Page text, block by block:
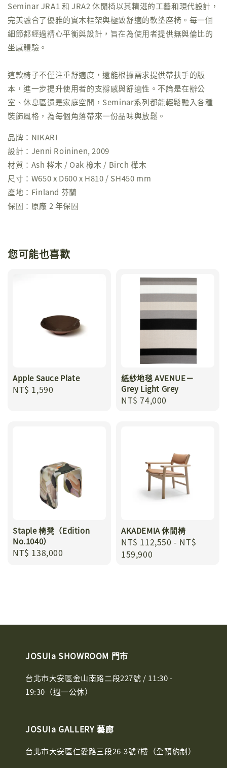
Seminar JRA1 和 JRA2 休閒椅以其精湛的工藝和現代設計，
完美融合了優雅的實木框架與極致舒適的軟墊座椅。每一個
細節都經過精心平衡與設計，旨在為使用者提供無與倫比的
坐感體驗。
這款椅子不僅注重舒適度，還能根據需求提供帶扶手的版
本，進一步提升使用者的支撐感與舒適性。不論是在辦公
室、休息區還是家庭空間，Seminar系列都能輕鬆融入各種
裝飾風格，為每個角落帶來一份品味與放鬆。
品牌：NIKARI
設計：Jenni Roininen, 2009
材質：Ash 梣木 / Oak 橡木 / Birch 樺木
尺寸：W650 x D600 x H810 / SH450 mm
產地：Finland 芬蘭
保固：原廠 2 年保固
您可能也喜歡
Apple Sauce Plate
Regular
NT$ 1,590
紙紗地毯 AVENUE－
Grey Light Grey
Regular
NT$ 74,000
Staple 椅凳（Edition
No.1040）
Regular
NT$ 138,000
AKADEMIA 休閒椅
Regular
price
NT$ 112,550 - NT$
159,900
JOSUIa SHOWROOM 門市
台北市大安區金山南路二段227號 / 11:30 -
19:30（週一公休）
JOSUIa GALLERY 藝廊
台北市大安區仁愛路三段26-3號7樓（全預約制）